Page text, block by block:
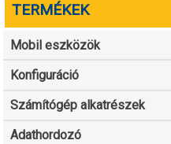
TERMÉKEK
Mobil eszközök
Konfiguráció
Számítógép alkatrészek
Adathordozó